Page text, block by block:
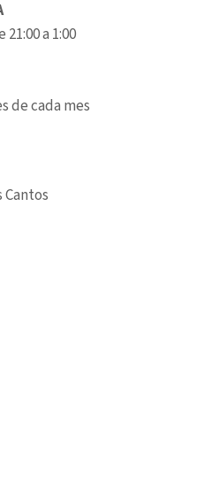
a 1:00
de cada mes